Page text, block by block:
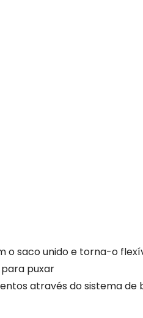
o saco unido e torna-o
puxar
através do sistema de